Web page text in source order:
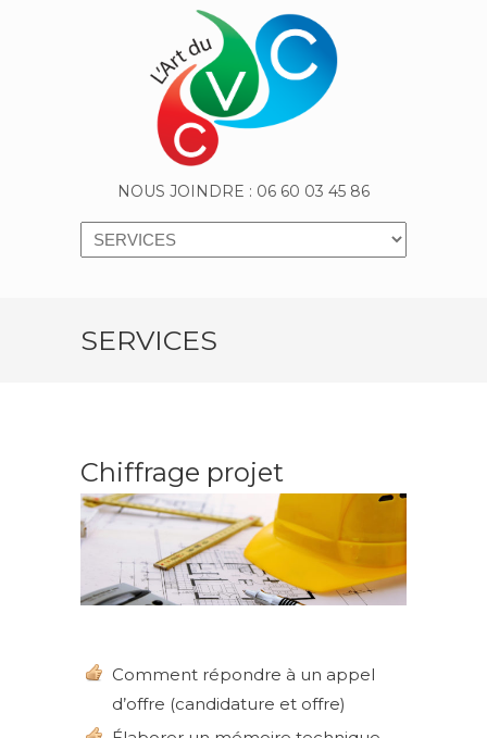
NOUS JOINDRE : 06 60 03 45 86
Navigation
SERVICES
Chiffrage projet
Comment répondre à un appel
d’offre (candidature et offre)